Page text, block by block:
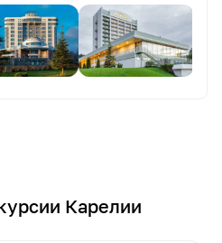
Карелии